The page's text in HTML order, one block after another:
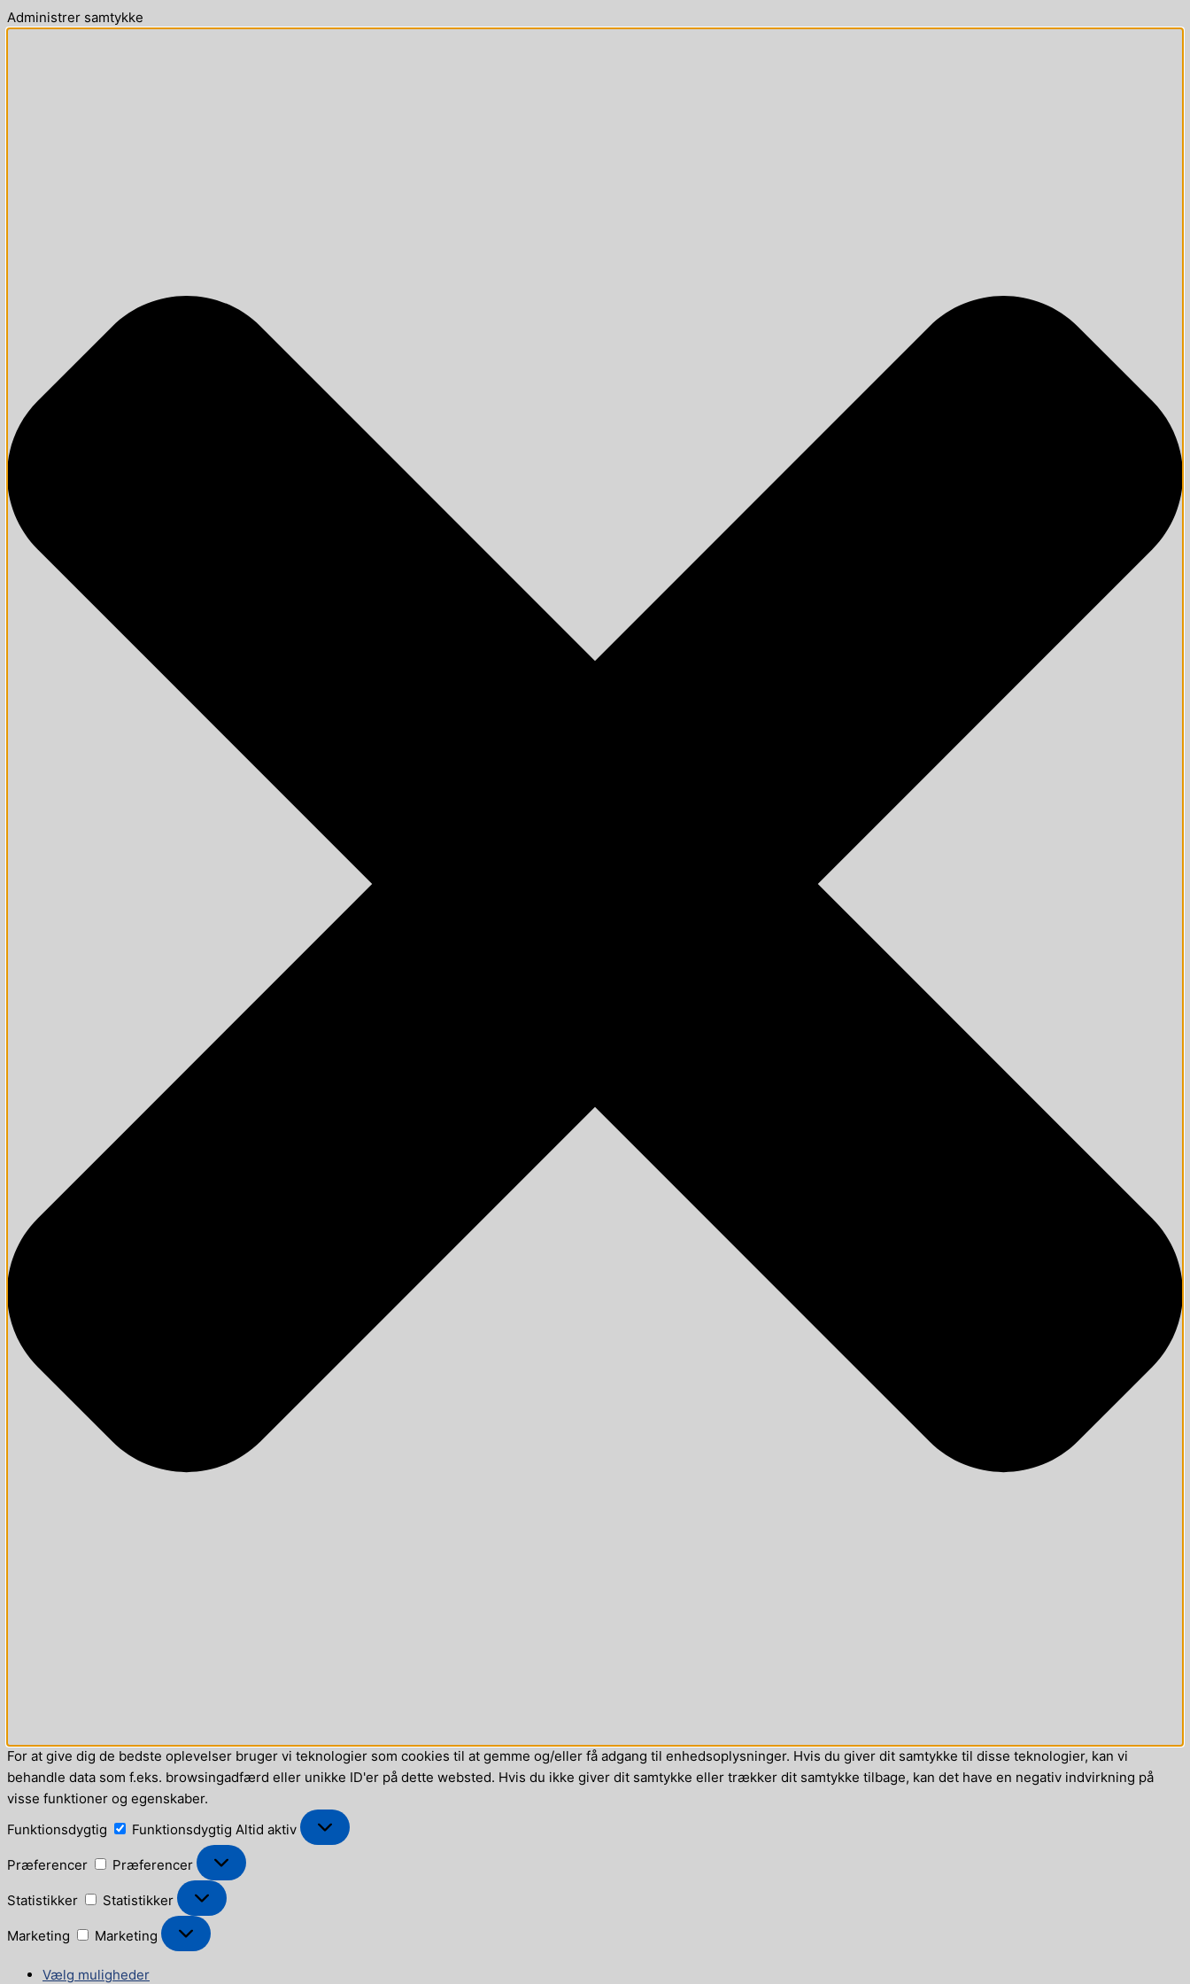
Administrer samtykke
For at give dig de bedste oplevelser bruger vi teknologier som cookies til at gemme og/eller få adgang til enhedsoplysninger. Hvis du giver dit samtykke til disse teknologier, kan vi
behandle data som f.eks. browsingadfærd eller unikke ID'er på dette websted. Hvis du ikke giver dit samtykke eller trækker dit samtykke tilbage, kan det have en negativ indvirkning på
visse funktioner og egenskaber.
Funktionsdygtig
Funktionsdygtig Altid aktiv
Præferencer Præferencer
Statistikker Statistikker
Marketing Marketing
Vælg muligheder